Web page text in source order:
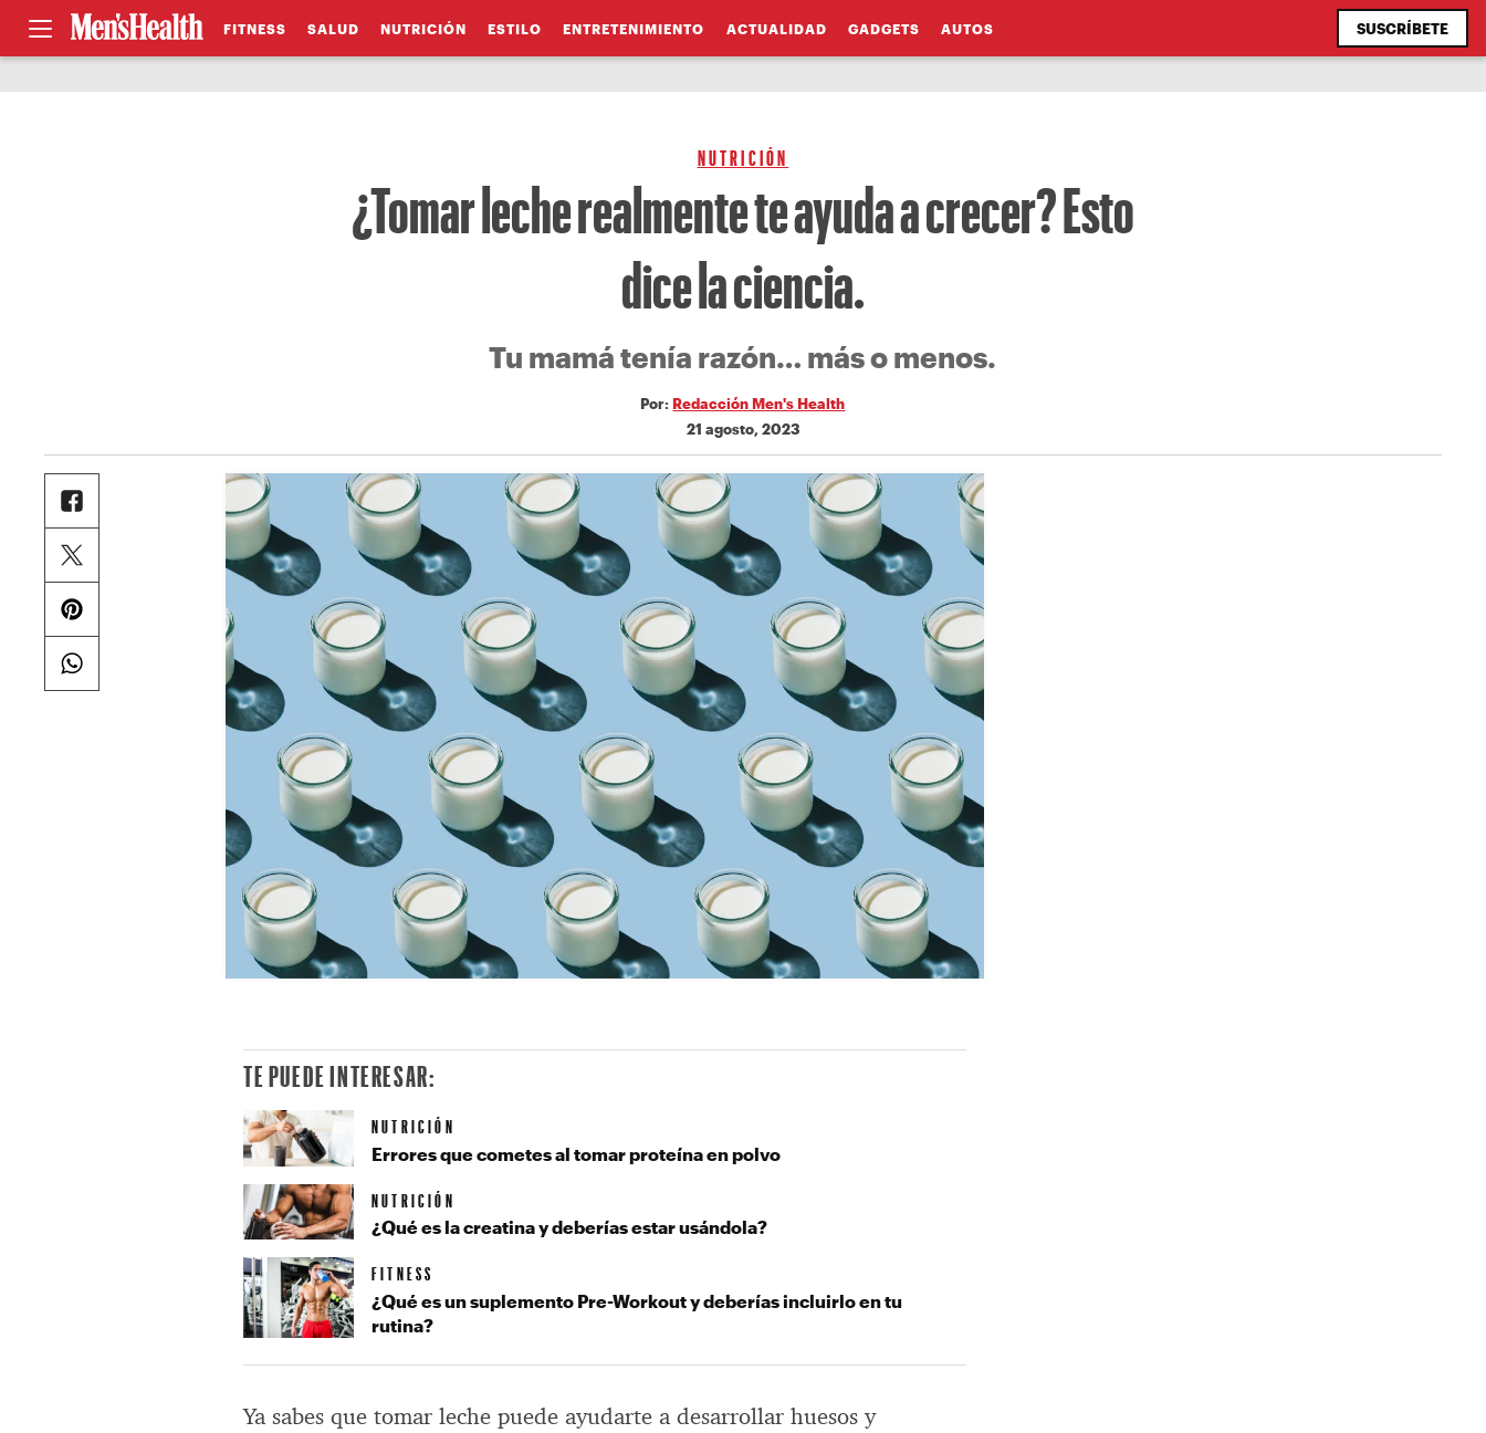
FITNESS SALUD NUTRICIÓN ESTILO ENTRETENIMIENTO ACTUALIDAD GADGETS AUTOS SUSCRÍBETE
NUTRICIÓN
¿Tomar leche realmente te ayuda a crecer? Esto
dice la ciencia.
Tu mamá tenía razón… más o menos.
Por:Redacción Men's Health
21 agosto, 2023
Ya sabes que tomar leche puede ayudarte a desarrollar huesos y
TE PUEDE INTERESAR:
NUTRICIÓN
Errores que cometes al tomar proteína en polvo
NUTRICIÓN
¿Qué es la creatina y deberías estar usándola?
FITNESS
¿Qué es un suplemento Pre-Workout y deberías incluirlo en tu
rutina?